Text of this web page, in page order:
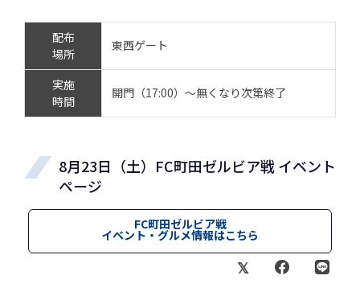
配布
場所
東西ゲート
実施
時間
開門（17:00）～無くなり次第終了
8月23日（土）FC町田ゼルビア戦 イベント
ページ
FC町田ゼルビア戦
イベント・グルメ情報はこちら